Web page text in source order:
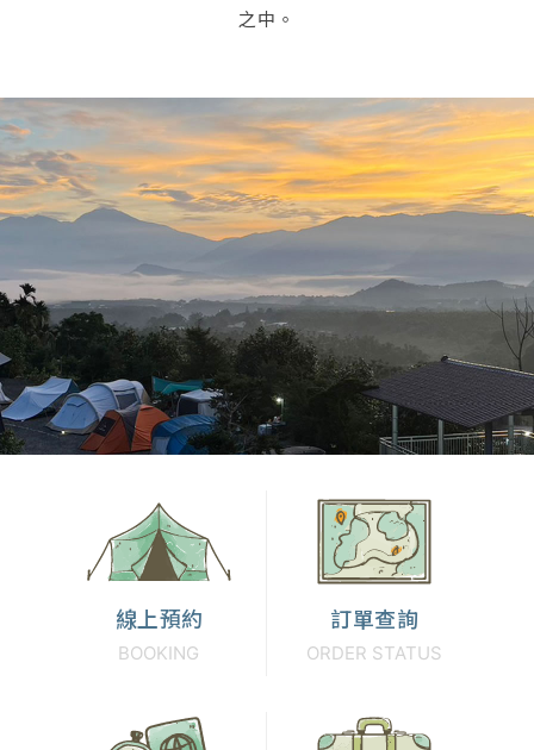
之中。
線上預約
BOOKING
訂單查詢
ORDER STATUS